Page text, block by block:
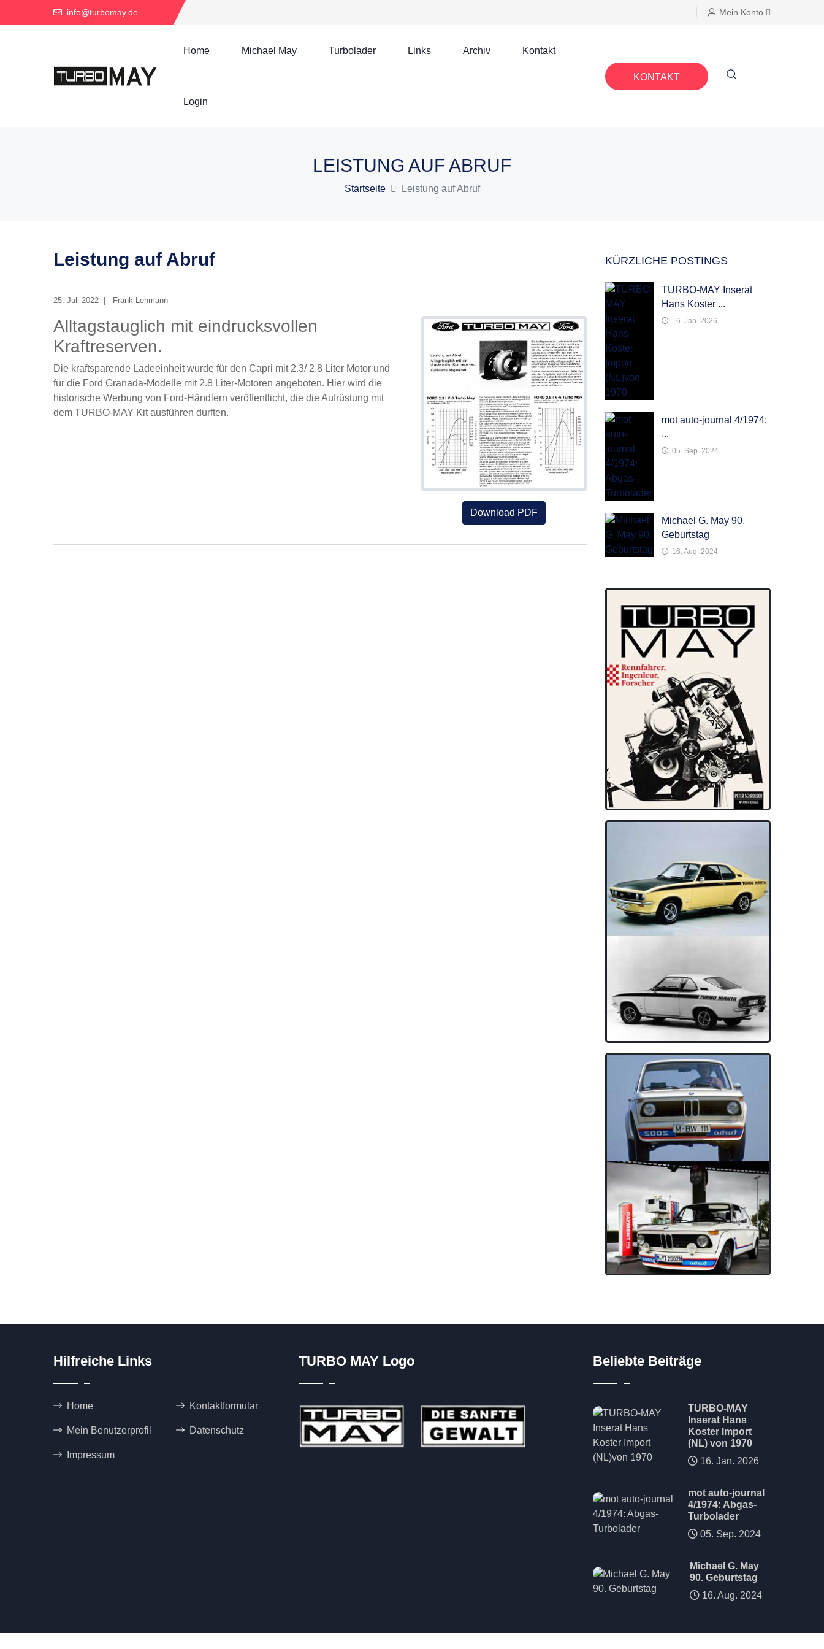
info@turbomay.de Mein Konto
Home Michael May Turbolader Links Archiv Kontakt
Login
KONTAKT
LEISTUNG AUF ABRUF
Startseite Leistung auf Abruf
Leistung auf Abruf
25. Juli 2022 Frank Lehmann
Alltagstauglich mit eindrucksvollen
Kraftreserven.
Die kraftsparende Ladeeinheit wurde für den Capri mit 2.3/ 2.8 Liter Motor und
für die Ford Granada-Modelle mit 2.8 Liter-Motoren angeboten. Hier wird die
historische Werbung von Ford-Händlern veröffentlicht, die die Aufrüstung mit
dem TURBO-MAY Kit ausführen durften.
Download PDF
KÜRZLICHE POSTINGS
TURBO-MAY Inserat
Hans Koster ...
16. Jan. 2026
mot auto-journal 4/1974:
...
05. Sep. 2024
Michael G. May 90.
Geburtstag
16. Aug. 2024
Hilfreiche Links
Home Kontaktformular
Mein Benutzerprofil Datenschutz
Impressum
TURBO MAY Logo Beliebte Beiträge
TURBO-MAY
Inserat Hans
Koster Import
(NL) von 1970
16. Jan. 2026
mot auto-journal
4/1974: Abgas-
Turbolader
05. Sep. 2024
Michael G. May
90. Geburtstag
16. Aug. 2024